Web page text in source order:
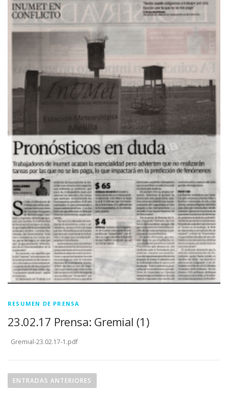
RESUMEN DE PRENSA
23.02.17 Prensa: Gremial (1)
Gremial-23.02.17-1.pdf
aENTRADAS ANTERIORES